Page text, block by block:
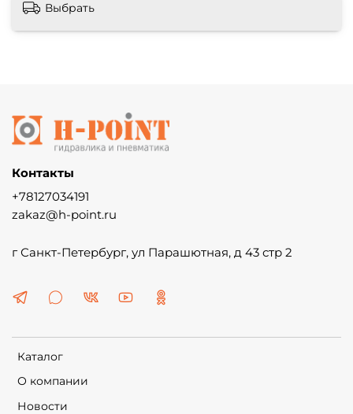
Выбрать
Каталог
О компании
Новости
Контакты
+78127034191
zakaz@h-point.ru
г Санкт-Петербург, ул Парашютная, д 43 стр 2